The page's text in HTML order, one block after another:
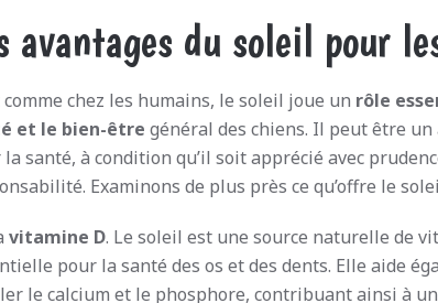
avantages du soleil pour
chez les humains, le soleil joue un rôle
et le bien-être général des chiens. Il peut être
santé, à condition qu’il soit apprécié avec
Examinons de plus près ce qu’offre le
vitamine D. Le soleil est une source naturelle de
pour la santé des os et des dents. Elle aide
le calcium et le phosphore, contribuant ainsi à